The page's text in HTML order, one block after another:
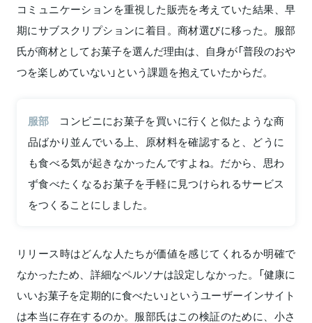
コミュニケーションを重視した販売を考えていた結果、早
期にサブスクリプションに着目。商材選びに移った。服部
氏が商材としてお菓子を選んだ理由は、自身が「普段のおや
つを楽しめていない」という課題を抱えていたからだ。
服部
コンビニにお菓子を買いに行くと似たような商
品ばかり並んでいる上、原材料を確認すると、どうに
も食べる気が起きなかったんですよね。だから、思わ
ず食べたくなるお菓子を手軽に見つけられるサービス
をつくることにしました。
リリース時はどんな人たちが価値を感じてくれるか明確で
なかったため、詳細なペルソナは設定しなかった。「健康に
いいお菓子を定期的に食べたい」というユーザーインサイト
は本当に存在するのか。服部氏はこの検証のために、小さ